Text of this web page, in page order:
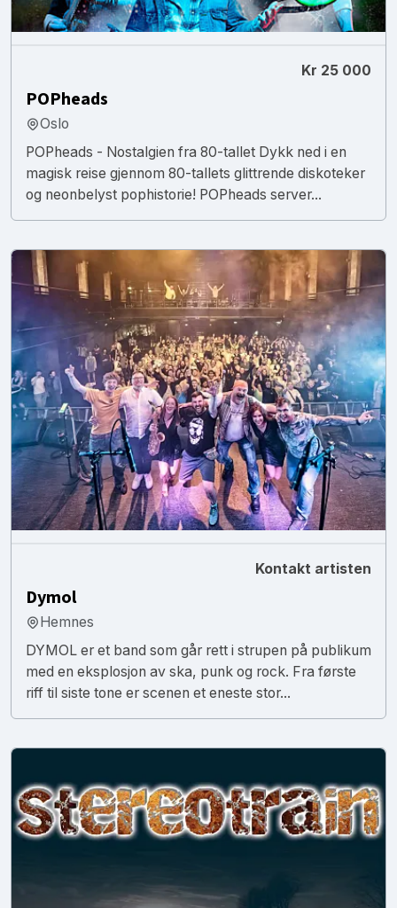
Kr 25 000
POPheads
Oslo
POPheads - Nostalgien fra 80-tallet Dykk ned i en
magisk reise gjennom 80-tallets glittrende diskoteker
og neonbelyst pophistorie! POPheads server...
Kontakt artisten
Dymol
Hemnes
DYMOL er et band som går rett i strupen på publikum
med en eksplosjon av ska, punk og rock. Fra første
riff til siste tone er scenen et eneste stor...